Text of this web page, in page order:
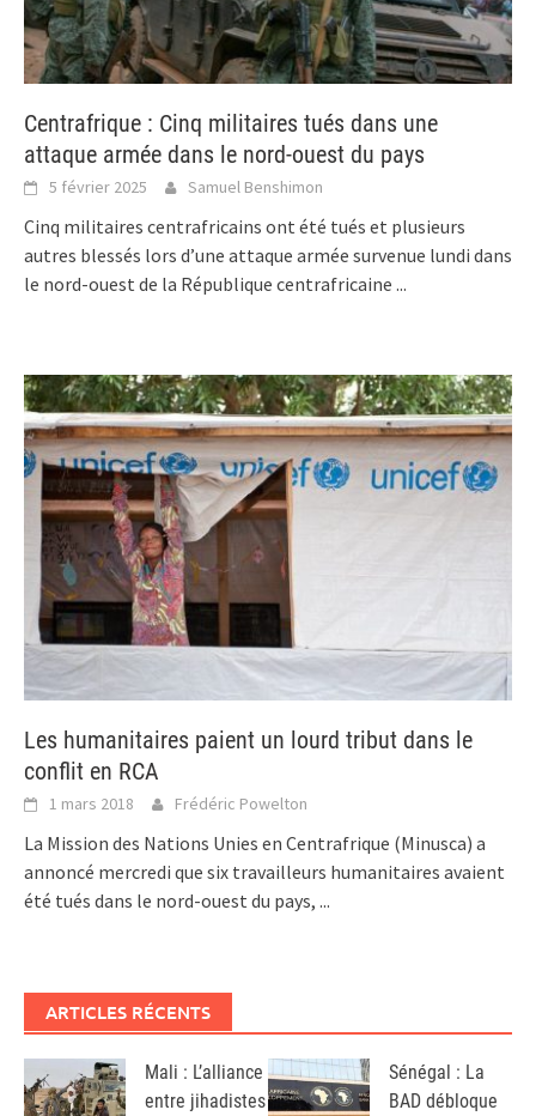
Centrafrique : Cinq militaires tués dans une
attaque armée dans le nord-ouest du pays
5 février 2025 Samuel Benshimon
Cinq militaires centrafricains ont été tués et plusieurs
autres blessés lors d’une attaque armée survenue lundi dans
le nord-ouest de la République centrafricaine ...
Les humanitaires paient un lourd tribut dans le
conflit en RCA
1 mars 2018 Frédéric Powelton
La Mission des Nations Unies en Centrafrique (Minusca) a
annoncé mercredi que six travailleurs humanitaires avaient
été tués dans le nord-ouest du pays, ...
ARTICLES RÉCENTS
Mali : L’alliance
entre jihadistes
Sénégal : La
BAD débloque